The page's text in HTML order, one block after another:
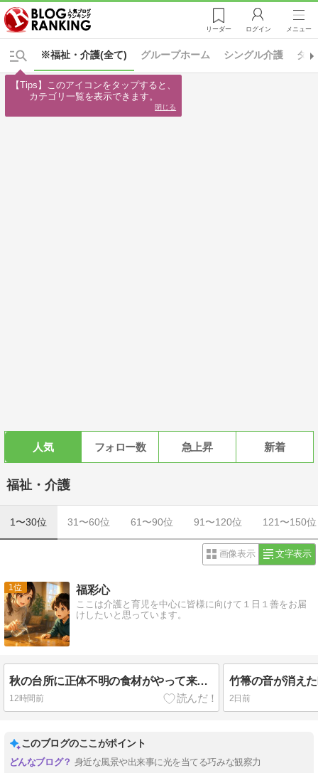
リーダー ログイン メニュー
※福祉・介護(全て) グループホーム シングル介護 ダ
人気 フォロー数 急上昇 新着
福祉・介護
1〜30位 31〜60位 61〜90位 91〜120位 121〜150位
画像表示 文字表示
1 福彩心
ここは介護と育児を中心に皆様に向けて１日１善をお届
けしたいと思っています。
秋の台所に正体不明の食材がやって来た！～四方竹・マコモタケ・とんぶり・菱の実を味わう旅～
12時間前 2日前
このブログのここがポイント
身近な風景や出来事に光を当てる巧みな観察力
【Tips】このアイコンをタップすると、
カテゴリ一覧を表示できます。
閉じる